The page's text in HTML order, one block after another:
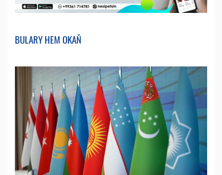
BULARY HEM OKAŇ